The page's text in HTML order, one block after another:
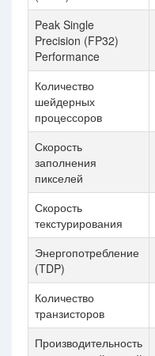
Peak Single
Precision (FP32)
Performance
Количество
шейдерных
процессоров
Скорость
заполнения
пикселей
Скорость
текстурирования
Энергопотребление
(TDP)
Количество
транзисторов
Производительность